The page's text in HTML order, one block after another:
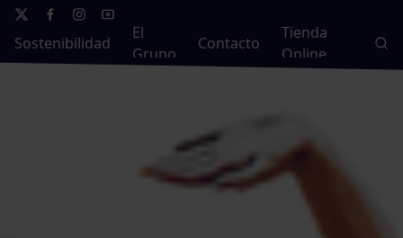
Sostenibilidad
El
Grupo
Contacto
Tienda
Online